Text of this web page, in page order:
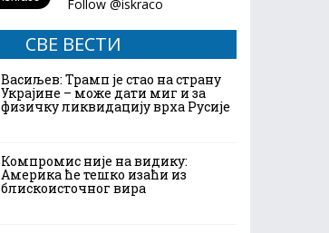
СВЕ ВЕСТИ
Васиљев: Трамп је стао на страну
Украјине – може дати миг и за
физичку ликвидацију врха Русије
Компромис није на видику:
Америка ће тешко изаћи из
блискоисточног вира